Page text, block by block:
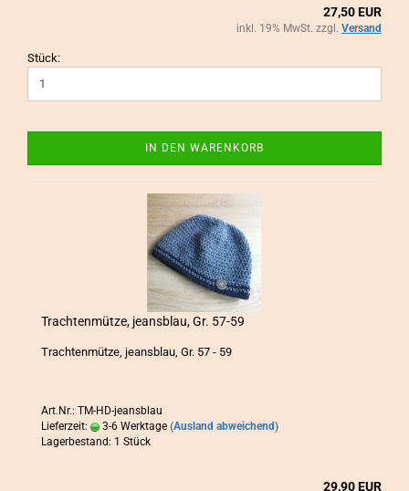
27,50 EUR
inkl. 19% MwSt. zzgl. Versand
Stück:
IN DEN WARENKORB
Trach­ten­müt­ze, jeans­blau, Gr. 57-59
Trach­ten­müt­ze, jeans­blau, Gr. 57 - 59
Art.Nr.: TM-HD-jeansblau
Lieferzeit:
3-6 Werktage (Ausland abweichend)
Lagerbestand: 1 Stück
29,90 EUR